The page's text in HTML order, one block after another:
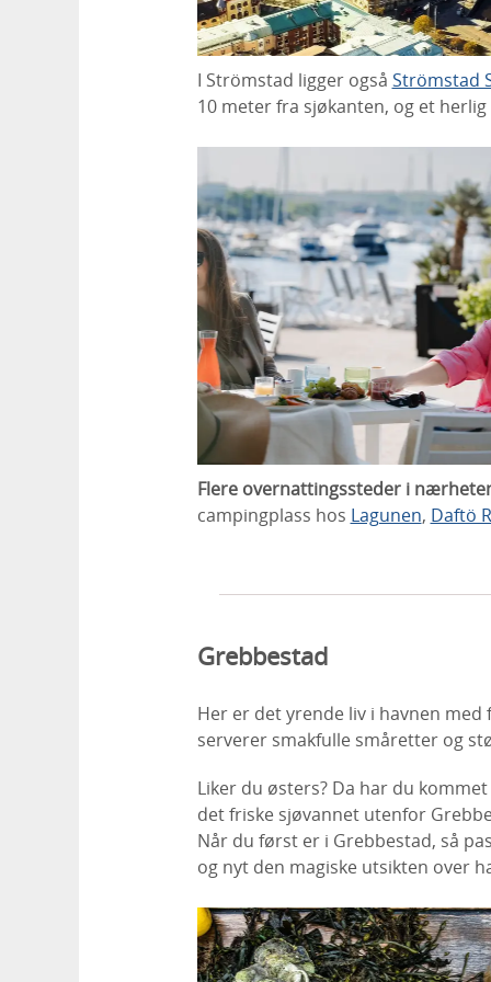
I Strömstad ligger også Strömstad
10 meter fra sjøkanten, og et
Flere overnattingssteder i
campingplass hos Lagunen, Daftö
Grebbestad
Her er det yrende liv i havnen
serverer smakfulle småretter og
Liker du østers? Da har du
det friske sjøvannet utenfor
Når du først er i Grebbestad, så
og nyt den magiske utsikten over